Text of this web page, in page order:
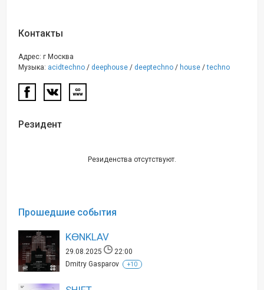
Контакты
Адрес: г Москва
Музыка: acidtechno / deephouse / deeptechno / house /techno
Резидент
Резиденства отсутствуют.
Прошедшие события
KϴNKLAV
29.08.2025
22:00
Dmitry Gasparov
+10